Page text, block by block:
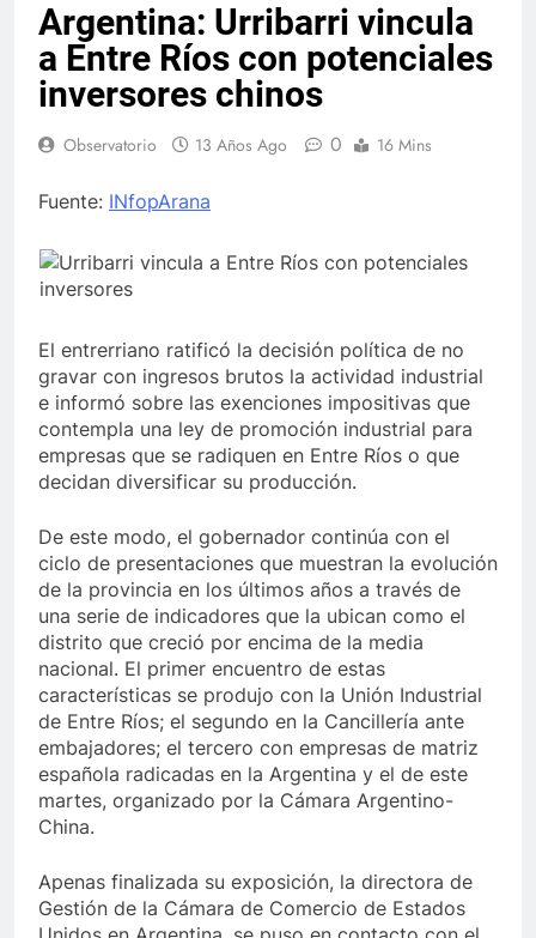
Argentina: Urribarri vincula
a Entre Ríos con potenciales
inversores chinos
Observatorio 13 Años Ago 0 16 Mins
Fuente: INfopArana
El entrerriano ratificó la decisión política de no
gravar con ingresos brutos la actividad industrial
e informó sobre las exenciones impositivas que
contempla una ley de promoción industrial para
empresas que se radiquen en Entre Ríos o que
decidan diversificar su producción.
De este modo, el gobernador continúa con el
ciclo de presentaciones que muestran la evolución
de la provincia en los últimos años a través de
una serie de indicadores que la ubican como el
distrito que creció por encima de la media
nacional. El primer encuentro de estas
características se produjo con la Unión Industrial
de Entre Ríos; el segundo en la Cancillería ante
embajadores; el tercero con empresas de matriz
española radicadas en la Argentina y el de este
martes, organizado por la Cámara Argentino-
China.
Apenas finalizada su exposición, la directora de
Gestión de la Cámara de Comercio de Estados